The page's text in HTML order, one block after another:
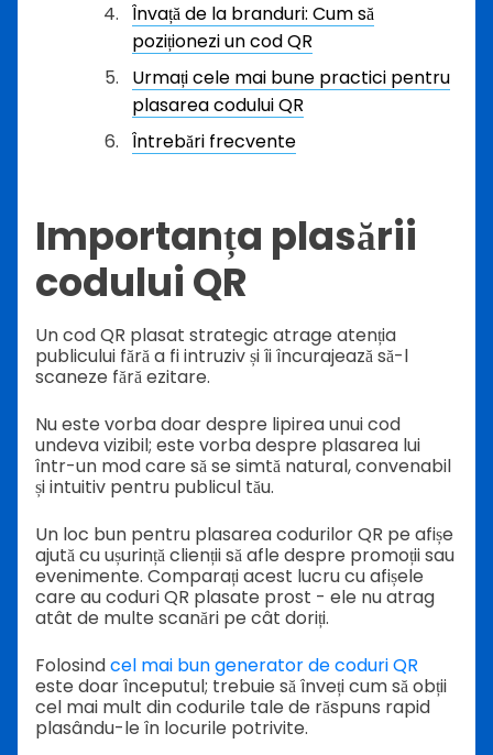
Învață de la branduri: Cum să
poziționezi un cod QR
Urmați cele mai bune practici pentru
plasarea codului QR
Întrebări frecvente
Importanța plasării
codului QR
Un cod QR plasat strategic atrage atenția
publicului fără a fi intruziv și îi încurajează să-l
scaneze fără ezitare.
Nu este vorba doar despre lipirea unui cod
undeva vizibil; este vorba despre plasarea lui
într-un mod care să se simtă natural, convenabil
și intuitiv pentru publicul tău.
Un loc bun pentru plasarea codurilor QR pe afișe
ajută cu ușurință clienții să afle despre promoții sau
evenimente. Comparați acest lucru cu afișele
care au coduri QR plasate prost - ele nu atrag
atât de multe scanări pe cât doriți.
Folosindcel mai bun generator de coduri QR
este doar începutul; trebuie să înveți cum să obții
cel mai mult din codurile tale de răspuns rapid
plasându-le în locurile potrivite.